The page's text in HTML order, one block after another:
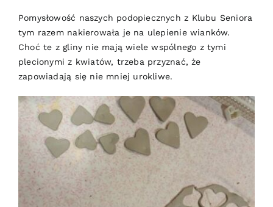
Pomysłowość naszych podopiecznych z Klubu Seniora
tym razem nakierowała je na ulepienie wianków.
Choć te z gliny nie mają wiele wspólnego z tymi
plecionymi z kwiatów, trzeba przyznać, że
zapowiadają się nie mniej urokliwe.